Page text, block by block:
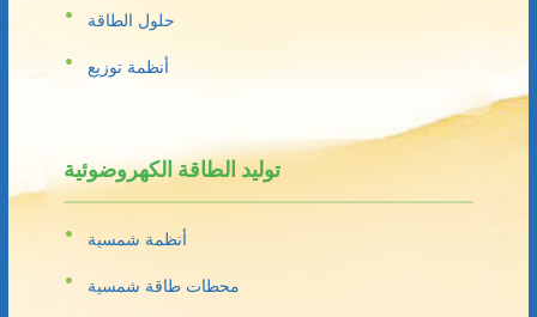
حلول الطاقة
أنظمة توزيع
توليد الطاقة الكهروضوئية
أنظمة شمسية
محطات طاقة شمسية